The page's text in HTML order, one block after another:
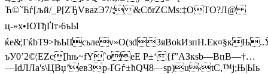
Ћ©`Ћѓ[љй/_P[ZЂVвazЭ7/; &СбrZСМѕ:‡OTО?Л@
ц-»x•ЮТђҐІт›6ъЫ
ъУ0’2©¦EZс[hњ~fY`oeЕ Р±‘{f”AЗкsb—ВпB—†…
—IdЛЛa'ѕ\ЦВџ’евЗр-ҐGѓ±ћQЧ8—sр)u‹tС,™ј;Њ|Ыь